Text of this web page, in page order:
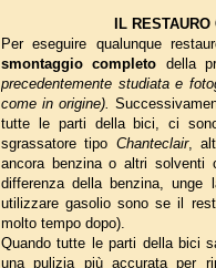
IL RESTAURO
Per eseguire qualunque
smontaggio completo della
precedentemente studiata e
come in origine).
tutte le parti della bici, ci
sgrassatore tipo Chanteclair,
ancora benzina o altri
differenza della benzina, unge
utilizzare gasolio sono se il
molto tempo dopo).
Quando tutte le parti della bici
una pulizia più accurata per